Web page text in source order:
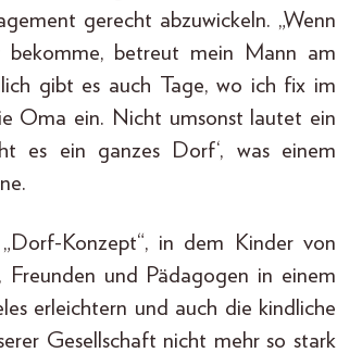
gerecht abzuwickeln. „Wenn
betreut mein Mann am
gibt es auch Tage, wo ich fix im
Oma ein. Nicht umsonst lautet ein
es ein ganzes Dorf‘, was einem
Konzept“, in dem Kinder von
Freunden und Pädagogen in einem
erleichtern und auch die kindliche
Gesellschaft nicht mehr so stark